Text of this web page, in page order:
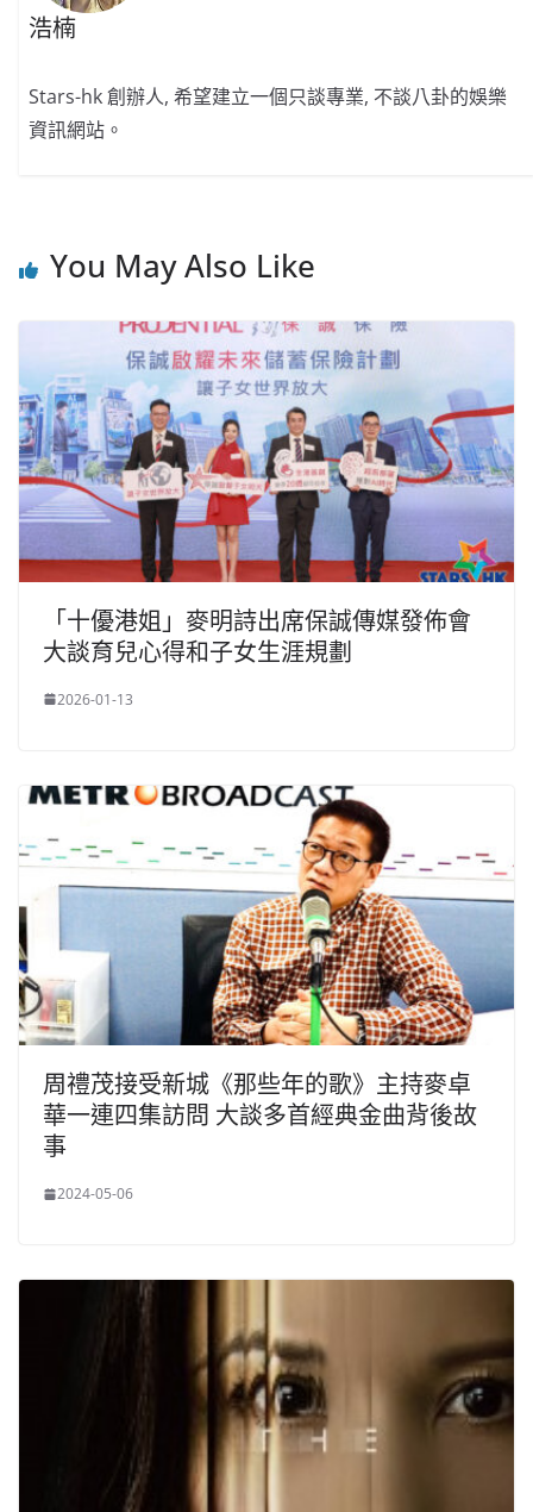
浩楠
Stars-hk 創辦人, 希望建立一個只談專業, 不談八卦的娛樂
資訊網站。
You May Also Like
「十優港姐」麥明詩出席保誠傳媒發佈會
大談育兒心得和子女生涯規劃
2026-01-13
周禮茂接受新城《那些年的歌》主持麥卓
華一連四集訪問 大談多首經典金曲背後故
事
2024-05-06